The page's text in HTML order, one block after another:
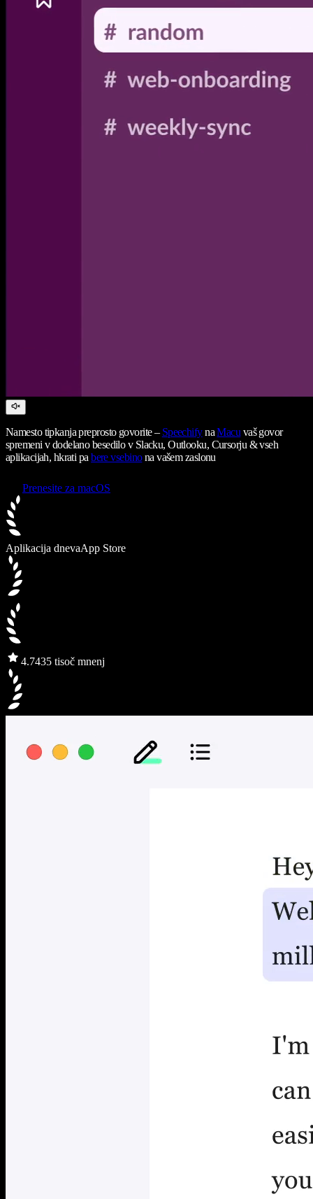
Namesto tipkanja preprosto govorite – SpeechifynaMacu vaš govor
spremeni v dodelano besedilo v Slacku, Outlooku, Cursorju & vseh
aplikacijah, hkrati pabere vsebinona vašem zaslonu
Prenesite za macOS
Aplikacija dnevaApp Store
4.7435 tisoč mnenj